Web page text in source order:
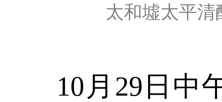
太和墟太平
10月29日中